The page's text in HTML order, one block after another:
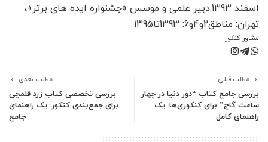
اسفند 1393.دبیر علمی و موسس «جشنواره ایده های برتر»،
تهران: مناطق2و4و6: 1393تا1395
مشاور کنکور
مطلب قبلی
بررسی جامع کتاب “دور دنیا در چهار
ساعت گاج” برای کنکوری‌ها: یک
راهنمای کامل
مطلب بعدی
بررسی تخصصی کتاب زرد قلمچی
برای جمع‌بندی کنکور: یک راهنمای
جامع